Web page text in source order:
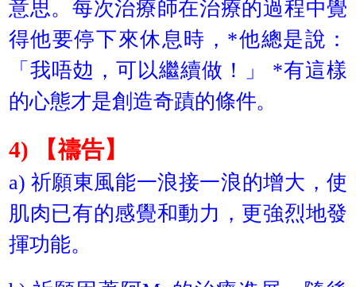
意思。每次治療師在治療的過程中覺
得他要停下來休息時，*他總是說：
「我唔攰，可以繼續做！」 *有這樣
的心態才是創造奇蹟的條件。
4) 【禱告】
a) 祈願東風能一浪接一浪的增大，使
肌肉已有的感覺和動力，更強烈地發
揮功能。